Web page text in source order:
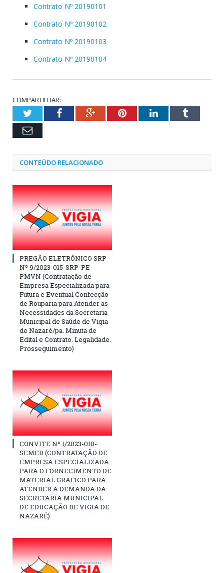
Contrato Nº 20190101
Contrato Nº 20190102
Contrato Nº 20190103
Contrato Nº 20190104
COMPARTILHAR:
TwitterFacebookGoogle+PinterestLinkedInTumblr
Email
CONTEÚDO RELACIONADO
PREGÃO ELETRÔNICO SRP
Nº 9/2023-015-SRP-PE-
PMVN (Contratação de
Empresa Especializada para
Futura e Eventual Confecção
de Rouparia para Atender as
Necessidades da Secretaria
Municipal de Saúde de Vigia
de Nazaré/pa. Minuta de
Edital e Contrato. Legalidade.
Prosseguimento)
CONVITE Nº 1/2023-010-
SEMED (CONTRATAÇÃO DE
EMPRESA ESPECIALIZADA
PARA O FORNECIMENTO DE
MATERIAL GRAFICO PARA
ATENDER A DEMANDA DA
SECRETARIA MUNICIPAL
DE EDUCAÇÃO DE VIGIA DE
NAZARÉ)